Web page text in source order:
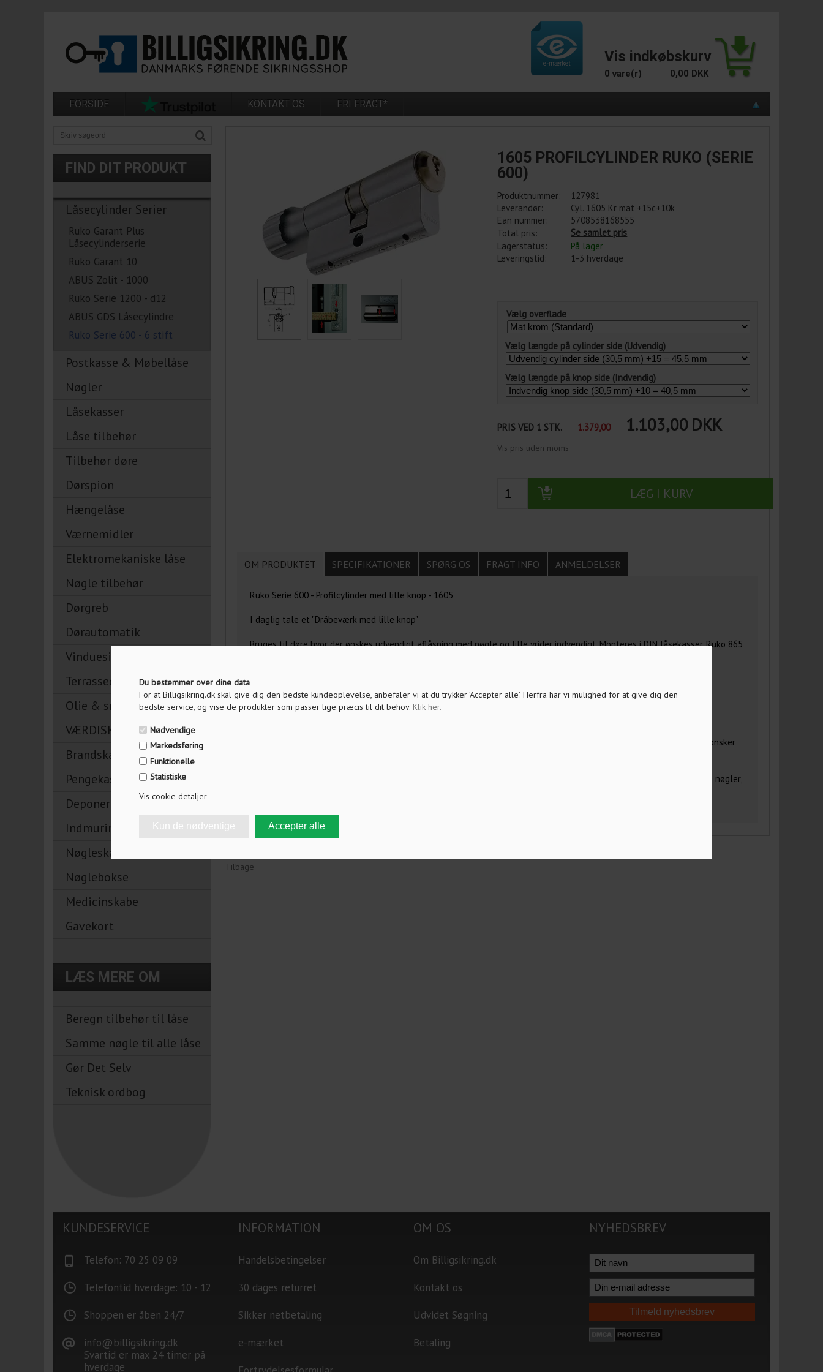
Du bestemmer over dine data
For at Billigsikring.dk skal give dig den bedste kundeoplevelse, anbefaler vi at du trykker ’Accepter alle’. Herfra har vi mulighed for at give dig den
bedste service, og vise de produkter som passer lige præcis til dit behov. Klik her.
Nødvendige
Markedsføring
Funktionelle
Statistiske
Vis cookie detaljer
Vis indkøbskurv
0 vare(r) 0,00 DKK
FORSIDE KONTAKT OS FRI FRAGT*
FIND DIT PRODUKT
Låsecylinder Serier
Ruko Garant Plus
Låsecylinderserie
Ruko Garant 10
ABUS Zolit - 1000
Ruko Serie 1200 - d12
ABUS GDS Låsecylindre
Ruko Serie 600 - 6 stift
Postkasse & Møbellåse
Nøgler
Låsekasser
Låse tilbehør
Tilbehør døre
Dørspion
Hængelåse
Værnemidler
Elektromekaniske låse
Nøgle tilbehør
Dørgreb
Dørautomatik
Vinduesikring
Terrassedørslåse
Olie & smøremidler
VÆRDISKABE
Brandskabe
Pengekasser
Deponeringsskabe
Indmuringsbokse
Nøgleskabe
Nøglebokse
Medicinskabe
Gavekort
LÆS MERE OM
Beregn tilbehør til låse
Samme nøgle til alle låse
Gør Det Selv
Teknisk ordbog
1605 PROFILCYLINDER RUKO (SERIE
600)
Produktnummer:
127981
Leverandør:
Cyl. 1605 Kr mat +15c+10k
Ean nummer:
5708538168555
Total pris:
Se samlet pris
Lagerstatus:
På lager
Leveringstid:
1-3 hverdage
Vælg overflade
Vælg længde på cylinder side (Udvendig)
Vælg længde på knop side (Indvendig)
PRIS VED 1 STK. 1.379,00 1.103,00 DKK
Vis pris uden moms
LÆG I KURV
OM PRODUKTET SPECIFIKATIONER SPØRG OS FRAGT INFO ANMELDELSER
Ruko Serie 600 - Profilcylinder med lille knop - 1605
I daglig tale et "Dråbeværk med lille knop"
Bruges til døre hvor der ønskes udvendigt aflåsning med nøgle og lille vrider indvendigt. Monteres i DIN låsekasser, Ruko 865
Profilcylinderen fastgøres med 1 skrue, som følger med ved køb.
Find øvrigt tilbehør til profilcylinderen i menu punktet "Låse tilbehør"
spørgsmål i produkt konfiguratoren som du finder i produktoversigten med rød skrift. På den måde ved vi hvordan du ønsker
OBS - Vælges kodning efter din nuværende nøgle "Supplering", følger der IKKE nøgler med til cylinderen. Ønskes flere nøgler,
Tilbage
KUNDESERVICE
Telefon: 70 25 09 09
Telefontid hverdage: 10 - 12
Shoppen er åben 24/7
info@billigsikring.dk
Svartid er max 24 timer på
hverdage
INFORMATION
Handelsbetingelser
30 dages returret
Sikker netbetaling
e-mærket
OM OS
Om Billigsikring.dk
Kontakt os
Udvidet Søgning
Betaling
NYHEDSBREV